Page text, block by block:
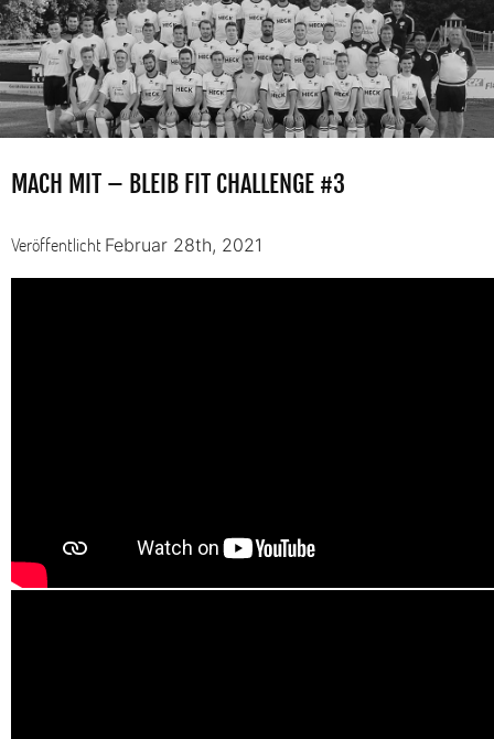
MACH MIT – BLEIB FIT CHALLENGE #3
Veröffentlicht Februar 28th, 2021